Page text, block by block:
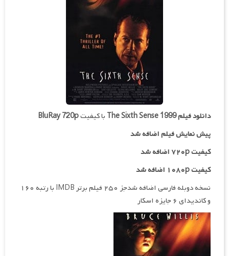
دانلود فیلمThe Sixth Sense 1999 با کیفیتBluRay 720p
پیش نمایش فیلم اضافه شد
کیفیت ۷۲۰p اضافه شد
کیفیت ۱۰۸۰p اضافه شد
نسخه دوبله فارسی اضافه شدجز ۲۵۰ فیلم برتر IMDB با رتبه ۱۶۰
و کاندیدای ۶ جایزه اسکار